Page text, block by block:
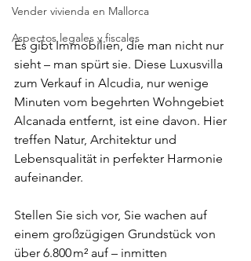
Vender vivienda en Mallorca
Aspectos legales y fiscales
Es gibt Immobilien, die man nicht nur
sieht – man spürt sie. Diese Luxusvilla
zum Verkauf in Alcudia, nur wenige
Minuten vom begehrten Wohngebiet
Alcanada entfernt, ist eine davon. Hier
treffen Natur, Architektur und
Lebensqualität in perfekter Harmonie
aufeinander.
Stellen Sie sich vor, Sie wachen auf
einem großzügigen Grundstück von
über 6.800 m² auf – inmitten